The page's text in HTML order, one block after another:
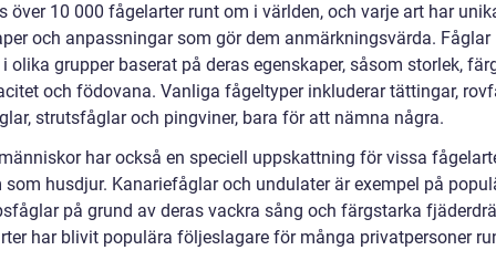
över 10 000 fågelarter runt om i världen, och varje art har
och anpassningar som gör dem anmärkningsvärda. Fåglar
olika grupper baserat på deras egenskaper, såsom storlek,
och födovana. Vanliga fågeltyper inkluderar tättingar,
strutsfåglar och pingviner, bara för att nämna några.
har också en speciell uppskattning för vissa
som husdjur. Kanariefåglar och undulater är exempel på
på grund av deras vackra sång och färgstarka
har blivit populära följeslagare för många privatpersoner